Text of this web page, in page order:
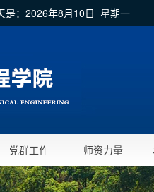
： 2026年8月10日 星期一
党群工作 师资力量